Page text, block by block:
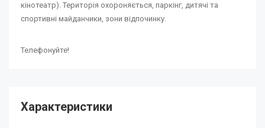
кінотеатр). Територія охороняється, паркінг, дитячі та
спортивні майданчики, зони відпочинку.
Телефонуйте!
Характеристики